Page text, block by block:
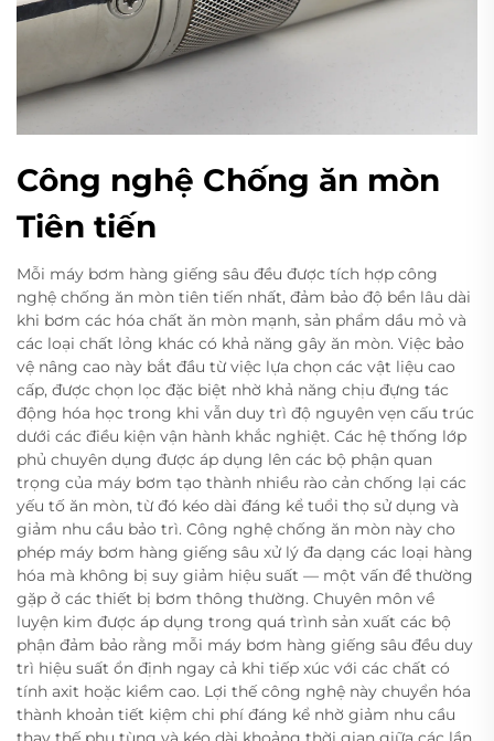
Công nghệ Chống ăn mòn
Tiên tiến
Mỗi máy bơm hàng giếng sâu đều được tích hợp công
nghệ chống ăn mòn tiên tiến nhất, đảm bảo độ bền lâu dài
khi bơm các hóa chất ăn mòn mạnh, sản phẩm dầu mỏ và
các loại chất lỏng khác có khả năng gây ăn mòn. Việc bảo
vệ nâng cao này bắt đầu từ việc lựa chọn các vật liệu cao
cấp, được chọn lọc đặc biệt nhờ khả năng chịu đựng tác
động hóa học trong khi vẫn duy trì độ nguyên vẹn cấu trúc
dưới các điều kiện vận hành khắc nghiệt. Các hệ thống lớp
phủ chuyên dụng được áp dụng lên các bộ phận quan
trọng của máy bơm tạo thành nhiều rào cản chống lại các
yếu tố ăn mòn, từ đó kéo dài đáng kể tuổi thọ sử dụng và
giảm nhu cầu bảo trì. Công nghệ chống ăn mòn này cho
phép máy bơm hàng giếng sâu xử lý đa dạng các loại hàng
hóa mà không bị suy giảm hiệu suất — một vấn đề thường
gặp ở các thiết bị bơm thông thường. Chuyên môn về
luyện kim được áp dụng trong quá trình sản xuất các bộ
phận đảm bảo rằng mỗi máy bơm hàng giếng sâu đều duy
trì hiệu suất ổn định ngay cả khi tiếp xúc với các chất có
tính axit hoặc kiềm cao. Lợi thế công nghệ này chuyển hóa
thành khoản tiết kiệm chi phí đáng kể nhờ giảm nhu cầu